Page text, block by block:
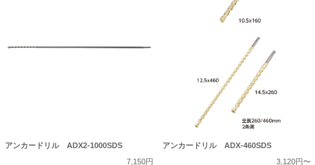
アンカードリル ADX2-1000SDS
7,150円
アンカードリル ADX-460SDS
3,120円〜